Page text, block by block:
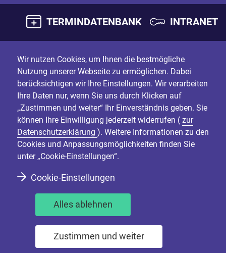
TERMINDATENBANK INTRANET
Wir nutzen Cookies, um Ihnen die bestmögliche
Nutzung unserer Webseite zu ermöglichen. Dabei
berücksichtigen wir Ihre Einstellungen. Wir verarbeiten
Ihre Daten nur, wenn Sie uns durch Klicken auf
„Zustimmen und weiter“ Ihr Einverständnis geben. Sie
können Ihre Einwilligung jederzeit widerrufen ( zur
Datenschutzerklärung ). Weitere Informationen zu den
Cookies und Anpassungsmöglichkeiten finden Sie
unter „Cookie-Einstellungen“.
Cookie-Einstellungen
Alles ablehnen
Zustimmen und weiter